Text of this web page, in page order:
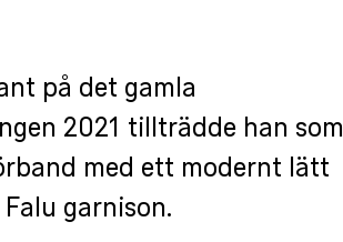
på det gamla
2021 tillträdde han som
med ett modernt lätt
garnison.